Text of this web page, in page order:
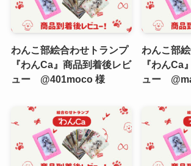
わんこ部絵合わせトランプ
『わんCa』商品到着後レビ
ュー @401moco 様
わんこ部
『わんCa
ュー